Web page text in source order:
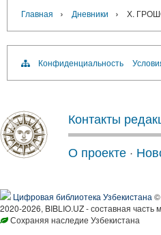
Главная › Дневники › Х.
Конфиденциальность
Контакты
О проекте ·
Цифровая библиотека Узбекистана ©
2020-2026, BIBLIO.UZ - составная
Сохраняя наследие Узбекистана